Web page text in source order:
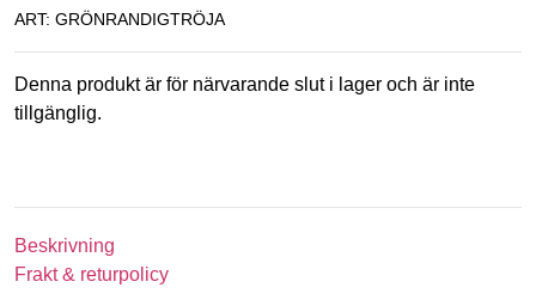
ART: GRÖNRANDIGTRÖJA
Denna produkt är för närvarande slut i lager och är inte
tillgänglig.
Beskrivning
Frakt & returpolicy